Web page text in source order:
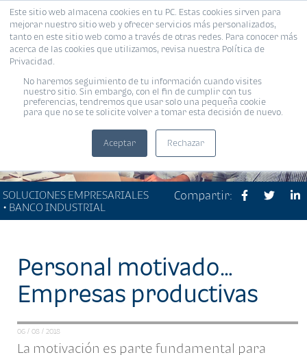
Este sitio web almacena cookies en tu PC. Estas cookies sirven para
mejorar nuestro sitio web y ofrecer servicios más personalizados,
tanto en este sitio web como a través de otras redes. Para conocer más
acerca de las cookies que utilizamos, revisa nuestra Política de
Privacidad.
No haremos seguimiento de tu información cuando visites
nuestro sitio. Sin embargo, con el fin de cumplir con tus
preferencias, tendremos que usar solo una pequeña cookie
para que no se te solicite volver a tomar esta decisión de nuevo.
Aceptar Rechazar
MENÚ
SOLUCIONES EMPRESARIALES
• BANCO INDUSTRIAL
Compartir:
Personal motivado…
Empresas productivas
06 / 08 / 2018
La motivación es parte fundamental para